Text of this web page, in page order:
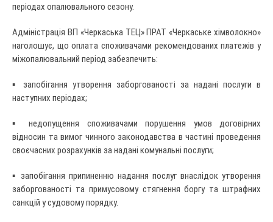
періодах опалювального сезону.
Адміністрація ВП «Черкаська ТЕЦ» ПРАТ «Черкаське хімволокно»
наголошує, що оплата споживачами рекомендованих платежів у
міжопалювальний період забезпечить:
▪ запобігання утворення заборгованості за надані послуги в
наступних періодах;
▪ недопущення споживачами порушення умов договірних
відносин та вимог чинного законодавства в частині проведення
своєчасних розрахунків за надані комунальні послуги;
▪ запобігання припиненню надання послуг внаслідок утворення
заборгованості та примусовому стягнення боргу та штрафних
санкцій у судовому порядку.